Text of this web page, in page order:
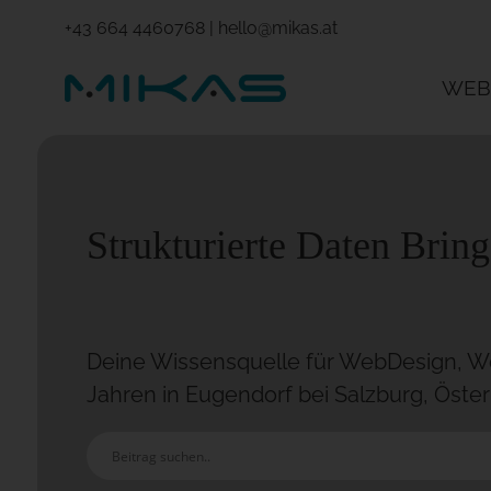
+43 664 4460768| hello@mikas.at
Strukturierte Daten
Deine Wissensquelle für WebDesign,
Jahren in Eugendorf bei Salzburg,